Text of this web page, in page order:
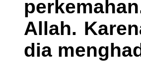
Allah.
dia